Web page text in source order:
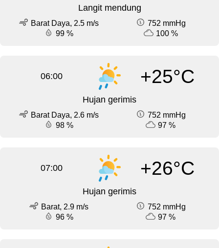
Langit mendung
Barat Daya, 2.5 m/s
752 mmHg
99 %
100 %
06:00 +25°C
Hujan gerimis
Barat Daya, 2.6 m/s
752 mmHg
98 %
97 %
07:00 +26°C
Hujan gerimis
Barat, 2.9 m/s
752 mmHg
96 %
97 %